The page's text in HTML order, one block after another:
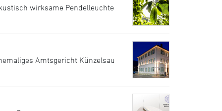
wirksame Pendelleuchte
Amtsgericht Künzelsau